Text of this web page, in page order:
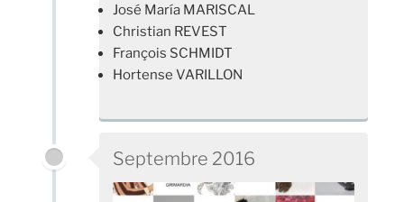
José María MARISCAL
Christian REVEST
François SCHMIDT
Hortense VARILLON
Septembre 2016